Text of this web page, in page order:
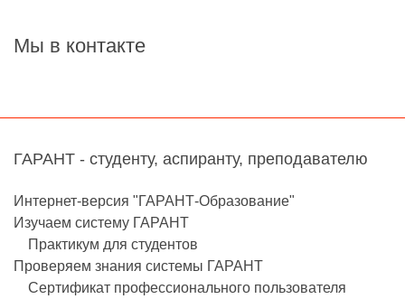
Мы в контакте
ГАРАНТ - студенту, аспиранту, преподавателю
Интернет-версия "ГАРАНТ-Образование"
Изучаем систему ГАРАНТ
Практикум для студентов
Проверяем знания системы ГАРАНТ
Сертификат профессионального пользователя